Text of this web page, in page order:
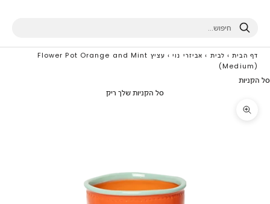
חיפוש
דף הבית › לבית › אביזרי נוי ›
עציץ Flower Pot Orange and Mint
(Medium)
סל הקניות
סל הקניות שלך ריק
תקריב